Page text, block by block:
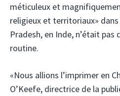
méticuleux et
religieux et territoriaux»
Pradesh, en Inde, n’était pas
routine.
«Nous allions l’imprimer en
O’Keefe, directrice de la